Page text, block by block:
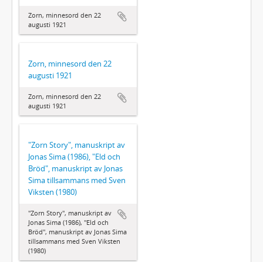
Zorn, minnesord den 22
augusti 1921
Zorn, minnesord den 22
augusti 1921
Zorn, minnesord den 22
augusti 1921
"Zorn Story", manuskript av
Jonas Sima (1986), "Eld och
Bröd", manuskript av Jonas
Sima tillsammans med Sven
Viksten (1980)
"Zorn Story", manuskript av
Jonas Sima (1986), "Eld och
Bröd", manuskript av Jonas Sima
tillsammans med Sven Viksten
(1980)